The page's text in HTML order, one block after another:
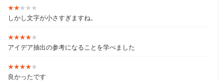
★★★★★
★★★★★
しかし文字が小さすぎますね。
★★★★★
★★★★★
アイデア抽出の参考になることを学べました
★★★★★
★★★★★
良かったです